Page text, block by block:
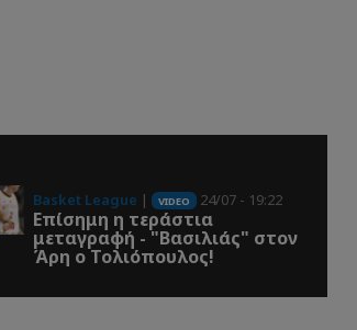
Basket League | VIDEO 24/07 - 19:22
Επίσημη η τεράστια
μεταγραφή - "Βασιλιάς" στον
Άρη ο Τολιόπουλος!